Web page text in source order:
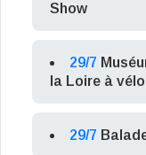
Show
29/7
la Loire à vélo
29/7